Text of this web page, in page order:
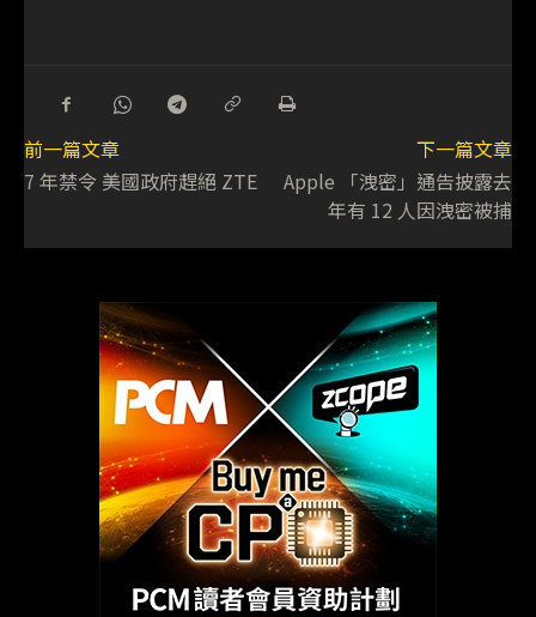
前一篇文章
7 年禁令 美國政府趕絕 ZTE
下一篇文章
Apple 「洩密」通告披露去
年有 12 人因洩密被捕